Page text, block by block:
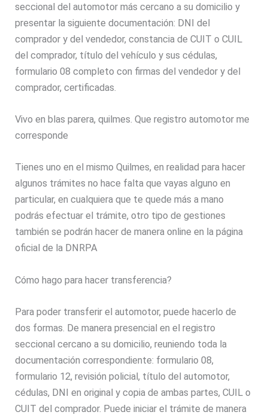
seccional del automotor más cercano a su domicilio y
presentar la siguiente documentación: DNI del
comprador y del vendedor, constancia de CUIT o CUIL
del comprador, título del vehículo y sus cédulas,
formulario 08 completo con firmas del vendedor y del
comprador, certificadas.
Vivo en blas parera, quilmes. Que registro automotor me
corresponde
Tienes uno en el mismo Quilmes, en realidad para hacer
algunos trámites no hace falta que vayas alguno en
particular, en cualquiera que te quede más a mano
podrás efectuar el trámite, otro tipo de gestiones
también se podrán hacer de manera online en la página
oficial de la DNRPA
Cómo hago para hacer transferencia?
Para poder transferir el automotor, puede hacerlo de
dos formas. De manera presencial en el registro
seccional cercano a su domicilio, reuniendo toda la
documentación correspondiente: formulario 08,
formulario 12, revisión policial, título del automotor,
cédulas, DNI en original y copia de ambas partes, CUIL o
CUIT del comprador. Puede iniciar el trámite de manera